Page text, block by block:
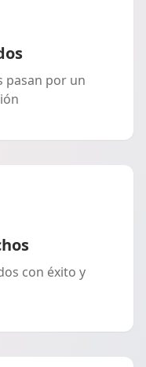
pasan por un
con éxito y